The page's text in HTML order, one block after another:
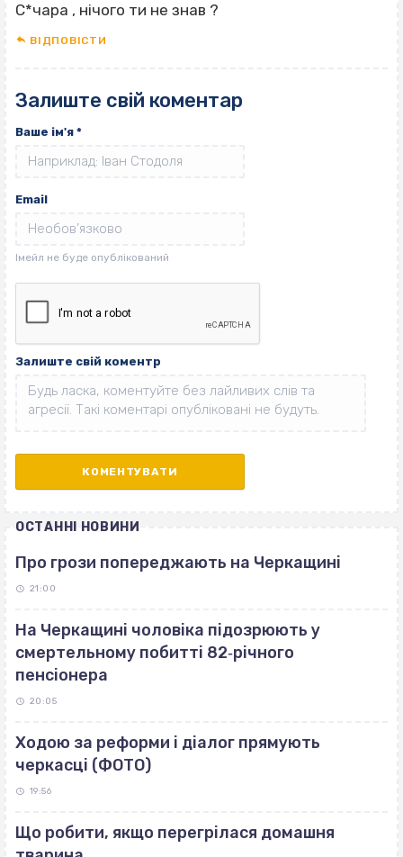
С*чара , нічого ти не знав ?
ВІДПОВІCТИ
Залиште свій коментар
Ваше ім'я *
Email
Залиште свій коментр
ОСТАННІ НОВИНИ
Про грози попереджають на Черкащині
21:00
На Черкащині чоловіка підозрюють у
смертельному побитті 82‐річного
пенсіонера
20:05
Ходою за реформи і діалог прямують
черкасці (ФОТО)
19:56
Що робити, якщо перегрілася домашня